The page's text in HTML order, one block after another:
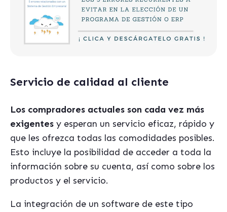
Servicio de calidad al cliente
Los compradores actuales son cada vez más
exigentes y esperan un servicio eficaz, rápido y
que les ofrezca todas las comodidades posibles.
Esto incluye la posibilidad de acceder a toda la
información sobre su cuenta, así como sobre los
productos y el servicio.
La integración de un software de este tipo